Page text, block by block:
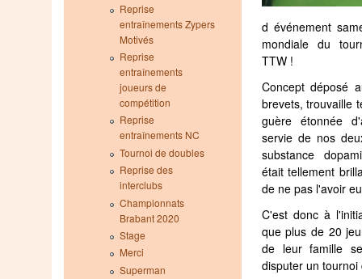
d événement
mondiale du
TTW !
Concept déposé
brevets, trouvaille
guère étonnée
servie de nos
substance
était tellement
de ne pas l'avoir
C'est donc à
que plus de 20
de leur famille
disputer un tournoi
Reprise
entraînements Zypers
Motivés
Reprise
entraînements
joueurs de
compétition
Reprise
entraînements NC
Tournoi de doubles
Reprise des
interclubs
Championnats
Brabant 2020
Stage
Merci
Superman